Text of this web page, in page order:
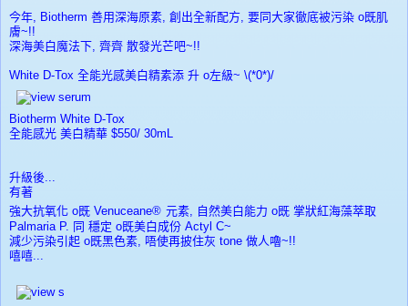
今年, Biotherm 善用深海原素, 創出全新配方, 要同大家徹底被污染 o既肌
膚~!!
深海美白魔法下, 齊齊 散發光芒吧~!!
White D-Tox 全能光感美白精素添 升 o左級~ \(*0*)/
Biotherm White D-Tox
全能感光 美白精華 $550/ 30mL
升級後...
有著
強大抗氧化 o既 Venuceane® 元素, 自然美白能力 o既 掌狀紅海藻萃取
Palmaria P. 同 穩定 o既美白成份 Actyl C~
減少污染引起 o既黑色素, 唔使再披住灰 tone 做人嚕~!!
嘻嘻...